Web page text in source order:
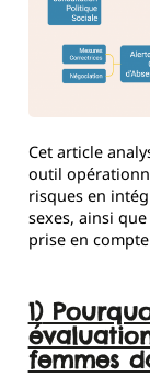
Cet article
outil
risques en
sexes, ainsi
prise en
1) Pourquoi faut-il intégrer une
femmes